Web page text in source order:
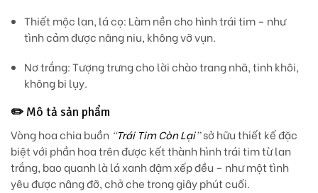
Thiết mộc lan, lá cọ: Làm nền cho hình trái tim – như
tình cảm được nâng niu, không vỡ vụn.
Nơ trắng:Tượng trưng cho lời chào trang nhã, tinh khôi,
không bi lụy.
✏️ Mô tả sản phẩm
Vòng hoa chia buồn “Trái Tim Còn Lại”sở hữu thiết kế đặc
biệt với phần hoa trên được kết thànhhình trái tim từ lan
trắng, bao quanh là lá xanh đậm xếp đều – như một tình
yêu được nâng đỡ, chở che trong giây phút cuối.